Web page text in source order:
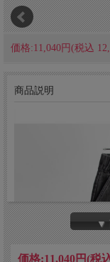
価格:11,040円(税込
商品説明
▼
価格:11,040円(税